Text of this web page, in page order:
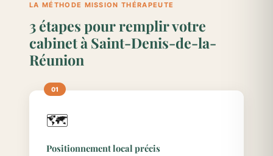
LA MÉTHODE MISSION THÉRAPEUTE
3 étapes pour remplir votre
cabinet à Saint-Denis-de-la-
Réunion
🗺️
Positionnement local précis